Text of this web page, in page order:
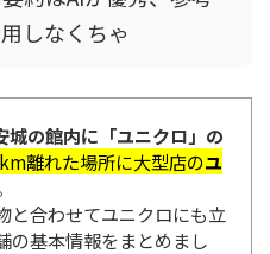
しなくちゃ
城の館内に「ユニクロ」の
離れた場所に大型店のユ
と合わせてユニクロにも立
の基本情報をまとめまし